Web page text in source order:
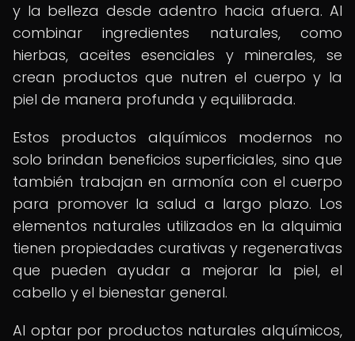
y la belleza desde adentro hacia afuera. Al
combinar ingredientes naturales, como
hierbas, aceites esenciales y minerales, se
crean productos que nutren el cuerpo y la
piel de manera profunda y equilibrada.
Estos productos alquímicos modernos no
solo brindan beneficios superficiales, sino que
también trabajan en armonía con el cuerpo
para promover la salud a largo plazo. Los
elementos naturales utilizados en la alquimia
tienen propiedades curativas y regenerativas
que pueden ayudar a mejorar la piel, el
cabello y el bienestar general.
Al optar por productos naturales alquímicos,